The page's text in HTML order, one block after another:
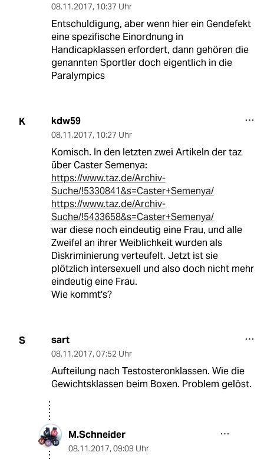
08.11.2017, 10:37 Uhr
Entschuldigung, aber wenn hier ein Gendefekt
eine spezifische Einordnung in
Handicapklassen erfordert, dann gehören die
genannten Sportler doch eigentlich in die
Paralympics
K kdw59
08.11.2017, 10:27 Uhr
Komisch. In den letzten zwei Artikeln der taz
über Caster Semenya:
https://www.taz.de/Archiv-
Suche/!5330841&s=Caster+Semenya/
https://www.taz.de/Archiv-
Suche/!5433658&s=Caster+Semenya/
war diese noch eindeutig eine Frau, und alle
Zweifel an ihrer Weiblichkeit wurden als
Diskriminierung verteufelt. Jetzt ist sie
plötzlich intersexuell und also doch nicht mehr
eindeutig eine Frau.
Wie kommt's?
S sart
08.11.2017, 07:52 Uhr
Aufteilung nach Testosteronklassen. Wie die
Gewichtsklassen beim Boxen. Problem gelöst.
M.Schneider
08.11.2017, 09:09 Uhr